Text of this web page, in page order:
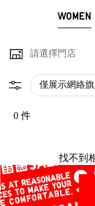
WOMEN
請選擇門店
僅展示網絡
0 件
找不到